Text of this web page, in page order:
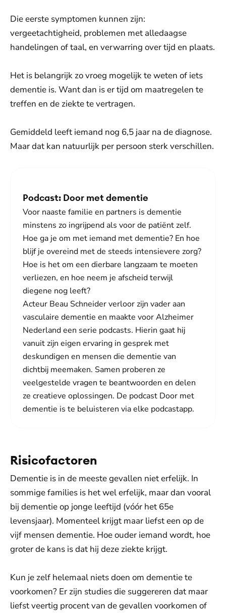
Die eerste symptomen kunnen zijn:
vergeetachtigheid, problemen met alledaagse
handelingen of taal, en verwarring over tijd en plaats.
Het is belangrijk zo vroeg mogelijk te weten of iets
dementie is. Want dan is er tijd om maatregelen te
treffen en de ziekte te vertragen.
Gemiddeld leeft iemand nog 6,5 jaar na de diagnose.
Maar dat kan natuurlijk per persoon sterk verschillen.
Podcast: Door met dementie
Voor naaste familie en partners is dementie
minstens zo ingrijpend als voor de patiënt zelf.
Hoe ga je om met iemand met dementie? En hoe
blijf je overeind met de steeds intensievere zorg?
Hoe is het om een dierbare langzaam te moeten
verliezen, en hoe neem je afscheid terwijl
diegene nog leeft?
Acteur Beau Schneider verloor zijn vader aan
vasculaire dementie en maakte voor Alzheimer
Nederland een serie podcasts. Hierin gaat hij
vanuit zijn eigen ervaring in gesprek met
deskundigen en mensen die dementie van
dichtbij meemaken. Samen proberen ze
veelgestelde vragen te beantwoorden en delen
ze creatieve oplossingen. De podcast Door met
dementie is te beluisteren via elke podcastapp.
Risicofactoren
Dementie is in de meeste gevallen niet erfelijk. In
sommige families is het wel erfelijk, maar dan vooral
bij dementie op jonge leeftijd (vóór het 65e
levensjaar). Momenteel krijgt maar liefst een op de
vijf mensen dementie. Hoe ouder iemand wordt, hoe
groter de kans is dat hij deze ziekte krijgt.
Kun je zelf helemaal niets doen om dementie te
voorkomen? Er zijn studies die suggereren dat maar
liefst veertig procent van de gevallen voorkomen of